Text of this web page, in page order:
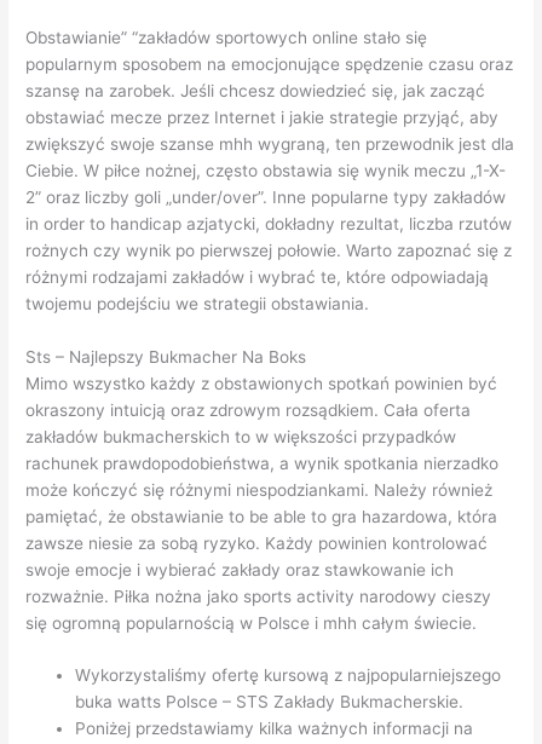
Obstawianie” “zakładów sportowych online stało się
popularnym sposobem na emocjonujące spędzenie czasu oraz
szansę na zarobek. Jeśli chcesz dowiedzieć się, jak zacząć
obstawiać mecze przez Internet i jakie strategie przyjąć, aby
zwiększyć swoje szanse mhh wygraną, ten przewodnik jest dla
Ciebie. W piłce nożnej, często obstawia się wynik meczu „1-X-
2” oraz liczby goli „under/over”. Inne popularne typy zakładów
in order to handicap azjatycki, dokładny rezultat, liczba rzutów
rożnych czy wynik po pierwszej połowie. Warto zapoznać się z
różnymi rodzajami zakładów i wybrać te, które odpowiadają
twojemu podejściu we strategii obstawiania.
Sts – Najlepszy Bukmacher Na Boks
Mimo wszystko każdy z obstawionych spotkań powinien być
okraszony intuicją oraz zdrowym rozsądkiem. Cała oferta
zakładów bukmacherskich to w większości przypadków
rachunek prawdopodobieństwa, a wynik spotkania nierzadko
może kończyć się różnymi niespodziankami. Należy również
pamiętać, że obstawianie to be able to gra hazardowa, która
zawsze niesie za sobą ryzyko. Każdy powinien kontrolować
swoje emocje i wybierać zakłady oraz stawkowanie ich
rozważnie. Piłka nożna jako sports activity narodowy cieszy
się ogromną popularnością w Polsce i mhh całym świecie.
Wykorzystaliśmy ofertę kursową z najpopularniejszego
buka watts Polsce – STS Zakłady Bukmacherskie.
Poniżej przedstawiamy kilka ważnych informacji na